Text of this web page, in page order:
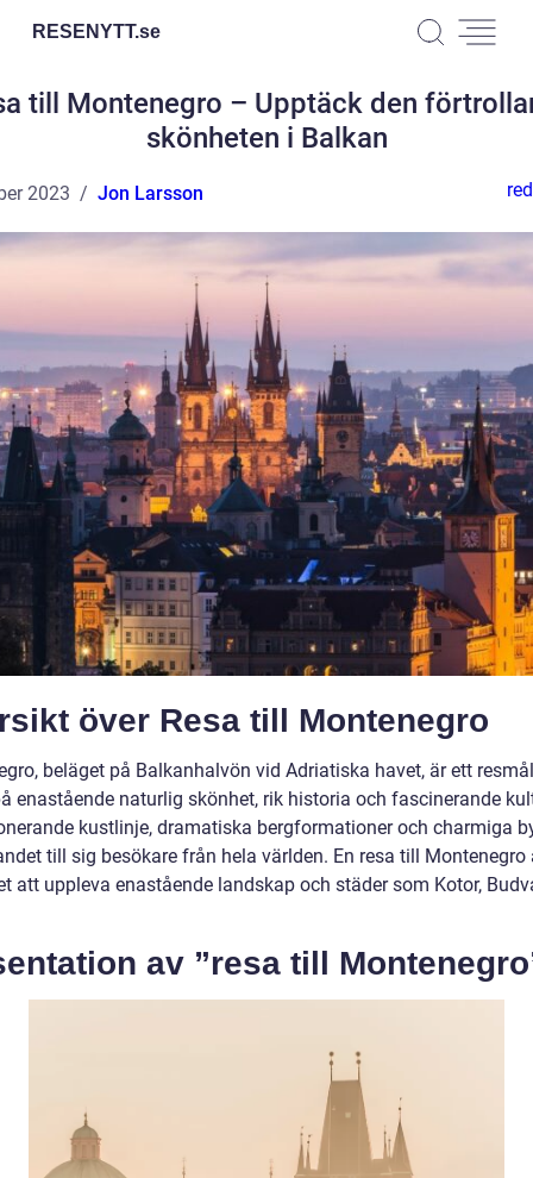
RESENYTT.se
till Montenegro – Upptäck den
skönheten i Balkan
2023 Jon Larsson
över Resa till Montenegro
beläget på Balkanhalvön vid Adriatiska havet, är ett
enastående naturlig skönhet, rik historia och fascinerande
kustlinje, dramatiska bergformationer och charmiga
till sig besökare från hela världen. En resa till Montenegro
att uppleva enastående landskap och städer som Kotor,
av ”resa till